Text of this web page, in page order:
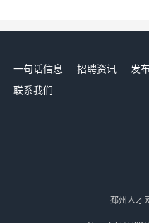
一句话信息 招聘资讯 发
联系我们
邳州人才